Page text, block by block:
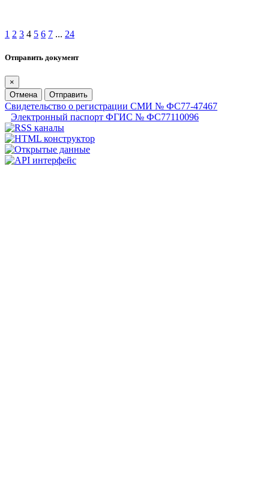
1 2 3 4 5 6 7 ... 24
Отправить документ
×
Отмена
Отправить
Свидетельство о регистрации СМИ № ФС77-47467
Электронный паспорт ФГИС № ФС77110096